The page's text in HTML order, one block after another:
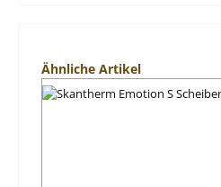
Produktgalerie überspringen
Ähnliche Artikel